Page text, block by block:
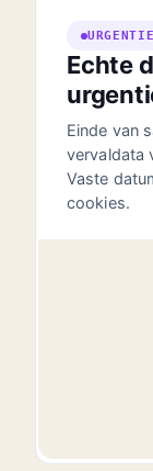
URGENTIE
Echte
Einde van
vervaldata
Vaste
cookies.